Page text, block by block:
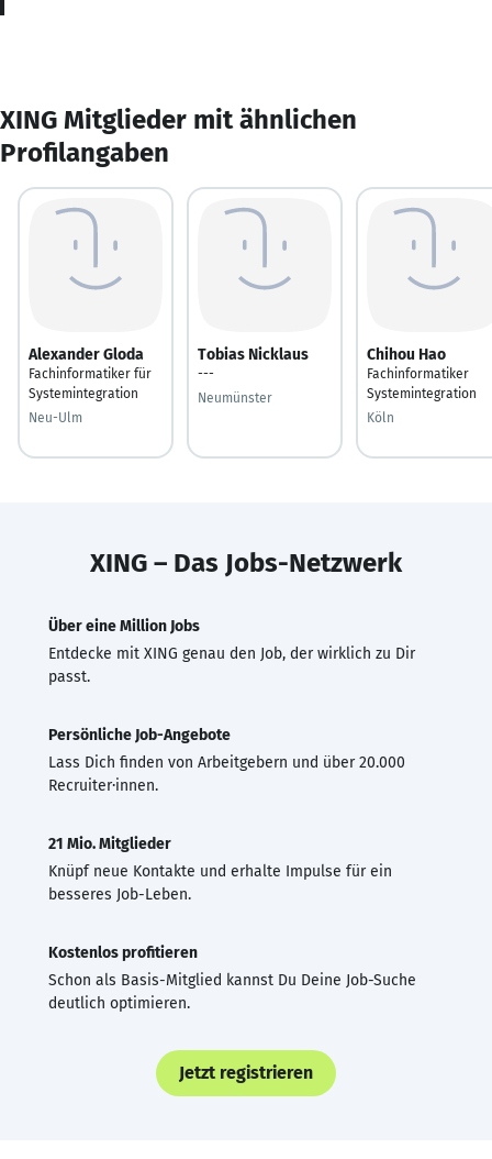
XING Mitglieder mit ähnlichen
Profilangaben
Alexander Gloda
Fachinformatiker für
Systemintegration
Neu-Ulm
Tobias Nicklaus
---
Neumünster
Chihou Hao
Fachinformatiker
Systemintegration
Köln
XING – Das Jobs-Netzwerk
Über eine Million Jobs
Entdecke mit XING genau den Job, der wirklich zu Dir
passt.
Persönliche Job-Angebote
Lass Dich finden von Arbeitgebern und über 20.000
Recruiter·innen.
21 Mio. Mitglieder
Knüpf neue Kontakte und erhalte Impulse für ein
besseres Job-Leben.
Kostenlos profitieren
Schon als Basis-Mitglied kannst Du Deine Job-Suche
deutlich optimieren.
Jetzt registrieren